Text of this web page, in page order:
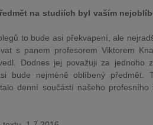
na studiích byl vaším
to bude asi překvapení, ale
s panem profesorem Viktorem
Dodnes jej považuji za jednoho
bude nejméně oblíbený
denní součástí našeho